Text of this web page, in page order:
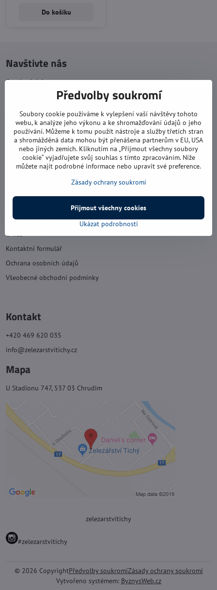
Do košíku
Navštivte nás
Otevírací doba:
pondělí: 8:00 - 16:00
úterý: 8:00 - 17:00
středa: 8:00 - 16:00
čtvrtek: 8:00 - 17:00
pátek: 8:00 - 16:00
sobota: 8:00 - 11:30
Náš obchod
O nás
Kontaktní formulář
Ochrana osobních údajů
Všeobecné obchodní podmínky
Kontakt
+420 469 620 035
info@zelezarstvitichy.cz
Mapa
U Stadionu 747, 537 03 Chrudim
zelezarstvitichy
#zelezarstvitichy
© 2026 CopyrightPředvolby soukromíZásady ochrany soukromí
Vytvořeno systémem: ByznysWeb.cz
Předvolby soukromí
Soubory cookie používáme k vylepšení vaší návštěvy tohoto
webu, k analýze jeho výkonu a ke shromažďování údajů o jeho
používání. Můžeme k tomu použít nástroje a služby třetích stran
a shromážděná data mohou být přenášena partnerům v EU, USA
nebo jiných zemích. Kliknutím na „Přijmout všechny soubory
cookie“ vyjadřujete svůj souhlas s tímto zpracováním. Níže
můžete najít podrobné informace nebo upravit své preference.
Zásady ochrany soukromí
Ukázat podrobnosti
Přijmout všechny cookies